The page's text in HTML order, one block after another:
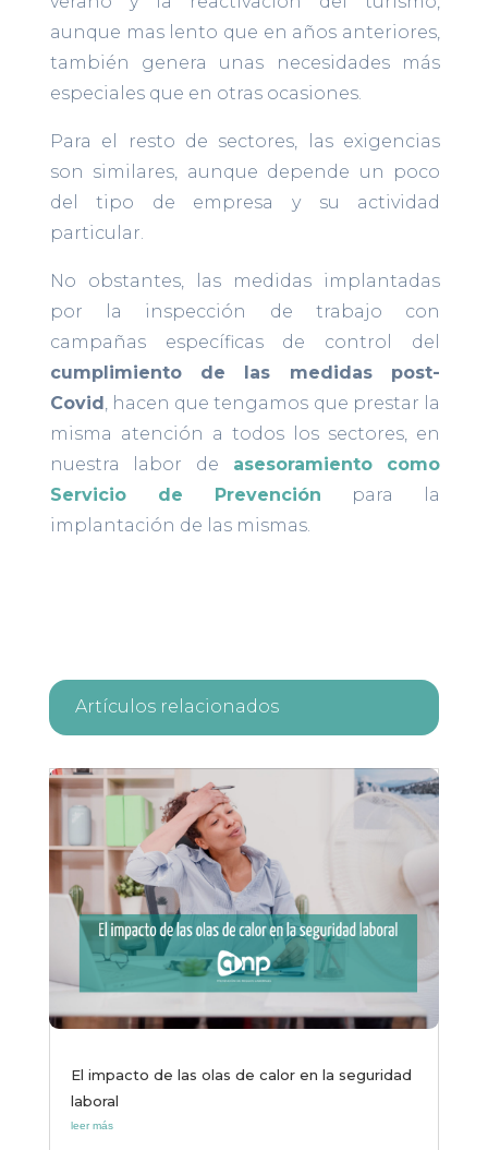
aunque mas lento que en años anteriores,
también genera unas necesidades más
especiales que en otras ocasiones.
Para el resto de sectores, las exigencias
son similares, aunque depende un poco
del tipo de empresa y su actividad
particular.
No obstantes, las medidas implantadas
por la inspección de trabajo con
campañas específicas de control del
cumplimiento de las medidas post-
Covid, hacen que tengamos que prestar la
misma atención a todos los sectores, en
nuestra labor de asesoramiento como
Servicio de Prevención para la
implantación de las mismas.
Artículos relacionados
El impacto de las olas de calor en la seguridad
laboral
leer más